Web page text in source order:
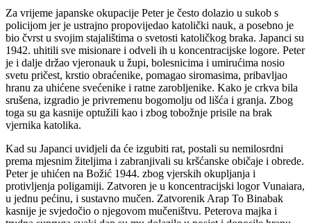
Za vrijeme japanske okupacije Peter je često dolazio u sukob s
policijom jer je ustrajno propovijedao katolički nauk, a posebno je
bio čvrst u svojim stajalištima o svetosti katoličkog braka. Japanci su
1942. uhitili sve misionare i odveli ih u koncentracijske logore. Peter
je i dalje držao vjeronauk u župi, bolesnicima i umirućima nosio
svetu pričest, krstio obraćenike, pomagao siromasima, pribavljao
hranu za uhićene svećenike i ratne zarobljenike. Kako je crkva bila
srušena, izgradio je privremenu bogomolju od lišća i granja. Zbog
toga su ga kasnije optužili kao i zbog tobožnje prisile na brak
vjernika katolika.
Kad su Japanci uvidjeli da će izgubiti rat, postali su nemilosrdni
prema mjesnim žiteljima i zabranjivali su kršćanske običaje i obrede.
Peter je uhićen na Božić 1944. zbog vjerskih okupljanja i
protivljenja poligamiji. Zatvoren je u koncentracijski logor Vunaiara,
u jednu pećinu, i sustavno mučen. Zatvorenik Arap To Binabak
kasnije je svjedočio o njegovom mučeništvu. Peterova majka i